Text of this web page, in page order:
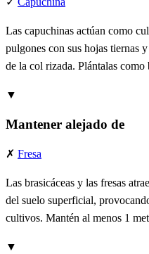
Las capuchinas actúan como
pulgones con sus hojas tiernas
de la col rizada. Plántalas
▼
Mantener alejado de
✗ Fresa
Las brasicáceas y las fresas
del suelo superficial,
cultivos. Mantén al menos 1
▼